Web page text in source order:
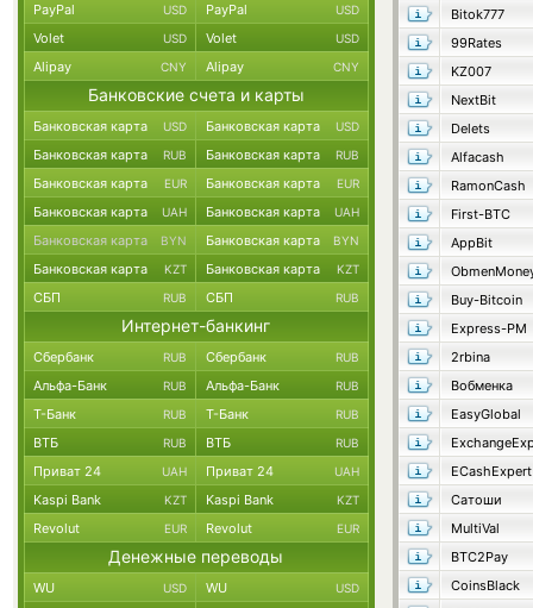
Bitok777
99Rates
KZ007
NextBit
Delets
Alfacash
RamonCash
First-BTC
AppBit
Buy-Bitcoin
Express-PM
2rbina
Вобменка
EasyGlobal
ECashExpert
Сатоши
MultiVal
BTC2Pay
CoinsBlack
PayPal USD PayPal USD
Volet USD Volet USD
Alipay CNY Alipay CNY
Банковские счета и карты
Банковская карта USD Банковская карта USD
Банковская карта RUB Банковская карта RUB
Банковская карта EUR Банковская карта EUR
Банковская карта UAH Банковская карта UAH
Банковская карта BYN Банковская карта BYN
Банковская карта KZT Банковская карта KZT
СБП RUB СБП RUB
Интернет-банкинг
Сбербанк RUB Сбербанк RUB
Альфа-Банк RUB Альфа-Банк RUB
Т-Банк RUB Т-Банк RUB
ВТБ RUB ВТБ RUB
Приват 24 UAH Приват 24 UAH
Kaspi Bank KZT Kaspi Bank KZT
Revolut EUR Revolut EUR
Денежные переводы
WU USD WU USD